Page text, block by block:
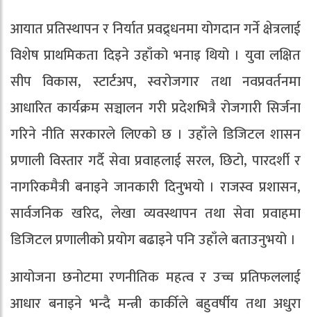
आयात प्रतिस्थापन र निर्यात प्रवद्र्धनमा योगदान गर्ने क्षेत्रलाई
विशेष प्राथमिकता दिइने उहाँको भनाइ थियो । युवा लक्षित
सीप विकास, स्टार्टअप, स्वरोजगार तथा नवप्रवर्तनमा
आधारित कार्यक्रम सञ्चालन गरी प्रदेशभित्रै रोजगारी सिर्जना
गरिने नीति सरकारले लिएको छ । उहाँले डिजिटल शासन
प्रणाली विस्तार गर्दै सेवा प्रवाहलाई सरल, छिटो, पारदर्शी र
नागरिकमैत्री बनाइने जानकारी दिनुभयो । राजस्व प्रशासन,
सार्वजनिक खरिद, लेखा व्यवस्थापन तथा सेवा प्रवाहमा
डिजिटल प्रणालीको प्रयोग बढाइने पनि उहाँले बताउनुभयो ।
आयोजना छनोटमा रणनीतिक महत्व र उच्च प्रतिफललाई
आधार बनाइने भन्दै मन्त्री कार्कीले बहुवर्षीय तथा अधुरा